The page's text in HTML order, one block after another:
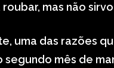
mas não sirvo
uma das razões
segundo mês de